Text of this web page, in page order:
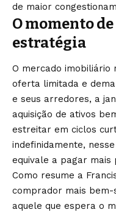
de maior
O momento
estratégia
O mercado imobiliário
oferta limitada e
e seus arredores, a
aquisição de ativos
estreitar em ciclos
indefinidamente,
equivale a pagar mais
Como resume a
comprador mais bem-
aquele que espera o